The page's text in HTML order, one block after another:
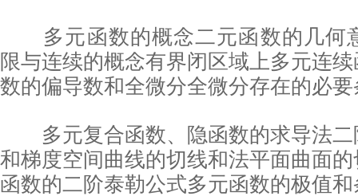
多元函数的概念二元函数的几何
限与连续的概念有界闭区域上多元连
数的偏导数和全微分全微分存在的必
多元复合函数、隐函数的求导法二
和梯度空间曲线的切线和法平面曲面
函数的二阶泰勒公式多元函数的极值